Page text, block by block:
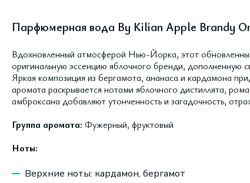
Парфюмерная вода By Kilian Apple Brandy
Вдохновленный атмосферой Нью-Йорка, этот
оригинальную эссенцию яблочного бренди,
Яркая композиция из бергамота, ананаса и кардамона
аромата раскрывается нотами яблочного дистиллята,
амброксана добавляют утонченность и загадочность,
Группа аромата: Фужерный, фруктовый
Ноты:
Верхние ноты: кардамон, бергамот